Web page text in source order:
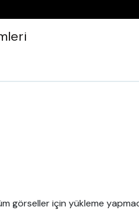
görseller için yükleme